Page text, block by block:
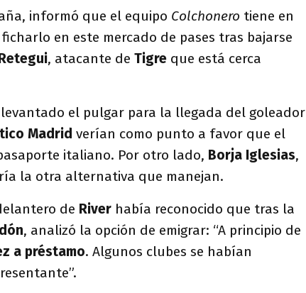
informó que el equipo Colchonero tiene en
en este mercado de pases tras bajarse
, atacante de Tigre que está cerca
el pulgar para la llegada del goleador
Madrid verían como punto a favor que el
italiano. Por otro lado, Borja Iglesias,
la otra alternativa que manejan.
de River había reconocido que tras la
, analizó la opción de emigrar: “A principio de
a préstamo. Algunos clubes se habían